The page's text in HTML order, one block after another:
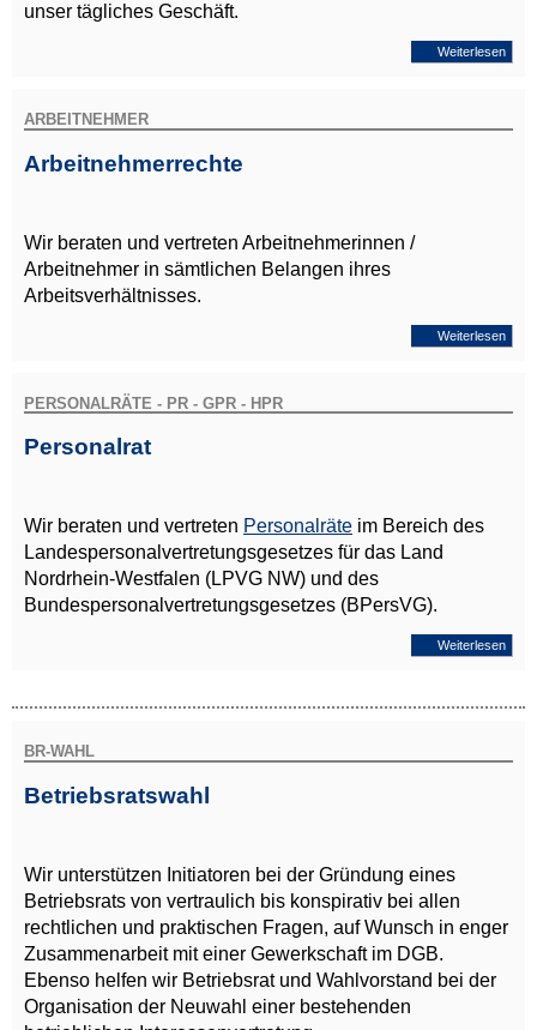
unser tägliches Geschäft.
Weiterlesen
ARBEITNEHMER
Arbeitnehmerrechte
Wir beraten und vertreten Arbeitnehmerinnen /
Arbeitnehmer in sämtlichen Belangen ihres
Arbeitsverhältnisses.
Weiterlesen
PERSONALRÄTE - PR - GPR - HPR
Personalrat
Wir beraten und vertreten Personalräte im Bereich des
Landespersonalvertretungsgesetzes für das Land
Nordrhein-Westfalen (LPVG NW) und des
Bundespersonalvertretungsgesetzes (BPersVG).
Weiterlesen
BR-WAHL
Betriebsratswahl
Wir unterstützen Initiatoren bei der Gründung eines
Betriebsrats von vertraulich bis konspirativ bei allen
rechtlichen und praktischen Fragen, auf Wunsch in enger
Zusammenarbeit mit einer Gewerkschaft im DGB.
Ebenso helfen wir Betriebsrat und Wahlvorstand bei der
Organisation der Neuwahl einer bestehenden